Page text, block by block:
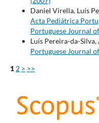
Daniel Virella, Luís
Acta Pediátrica
Portuguese Journal
Luís Pereira-da-
Portuguese Journal
1 2 > >>